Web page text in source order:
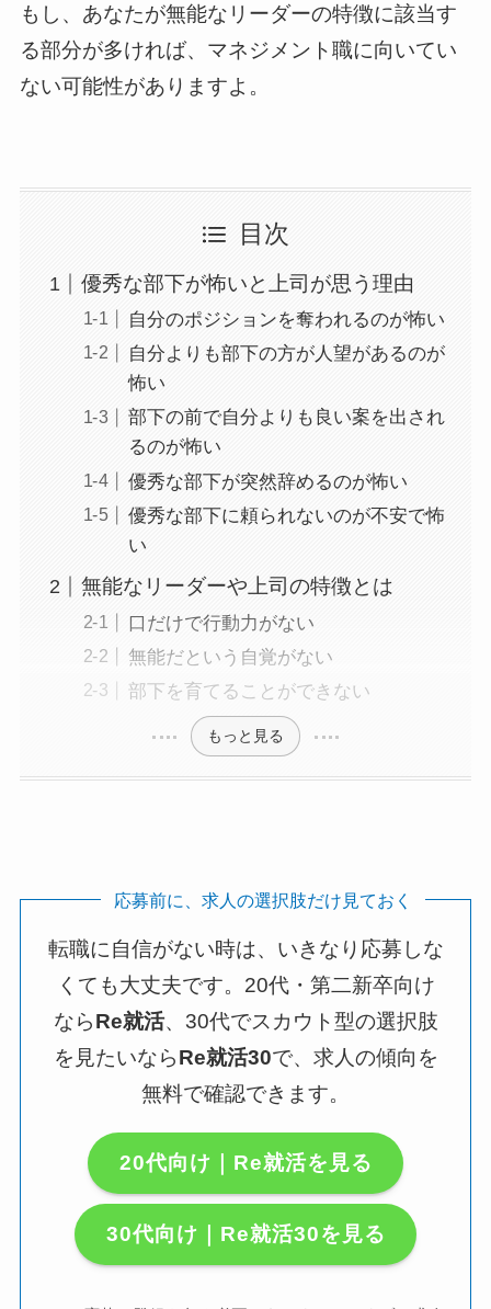
もし、あなたが無能なリーダーの特徴に該当す
る部分が多ければ、マネジメント職に向いてい
ない可能性がありますよ。
目次
優秀な部下が怖いと上司が思う理由
自分のポジションを奪われるのが怖い
自分よりも部下の方が人望があるのが
怖い
部下の前で自分よりも良い案を出され
るのが怖い
優秀な部下が突然辞めるのが怖い
優秀な部下に頼られないのが不安で怖
い
無能なリーダーや上司の特徴とは
口だけで行動力がない
無能だという自覚がない
部下を育てることができない
もっと見る
応募前に、求人の選択肢だけ見ておく
転職に自信がない時は、いきなり応募しな
くても大丈夫です。20代・第二新卒向け
ならRe就活、30代でスカウト型の選択肢
を見たいならRe就活30で、求人の傾向を
無料で確認できます。
20代向け｜Re就活を見る
30代向け｜Re就活30を見る